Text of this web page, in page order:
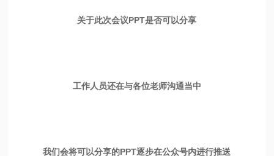
关于此次会议PPT是否可以分享
工作人员还在与各位老师沟通当中
我们会将可以分享的PPT逐步在公众号内进行推送